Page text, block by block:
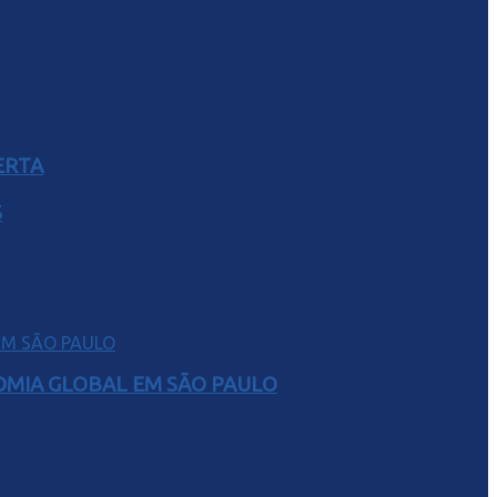
GLOBAL EM SÃO PAULO